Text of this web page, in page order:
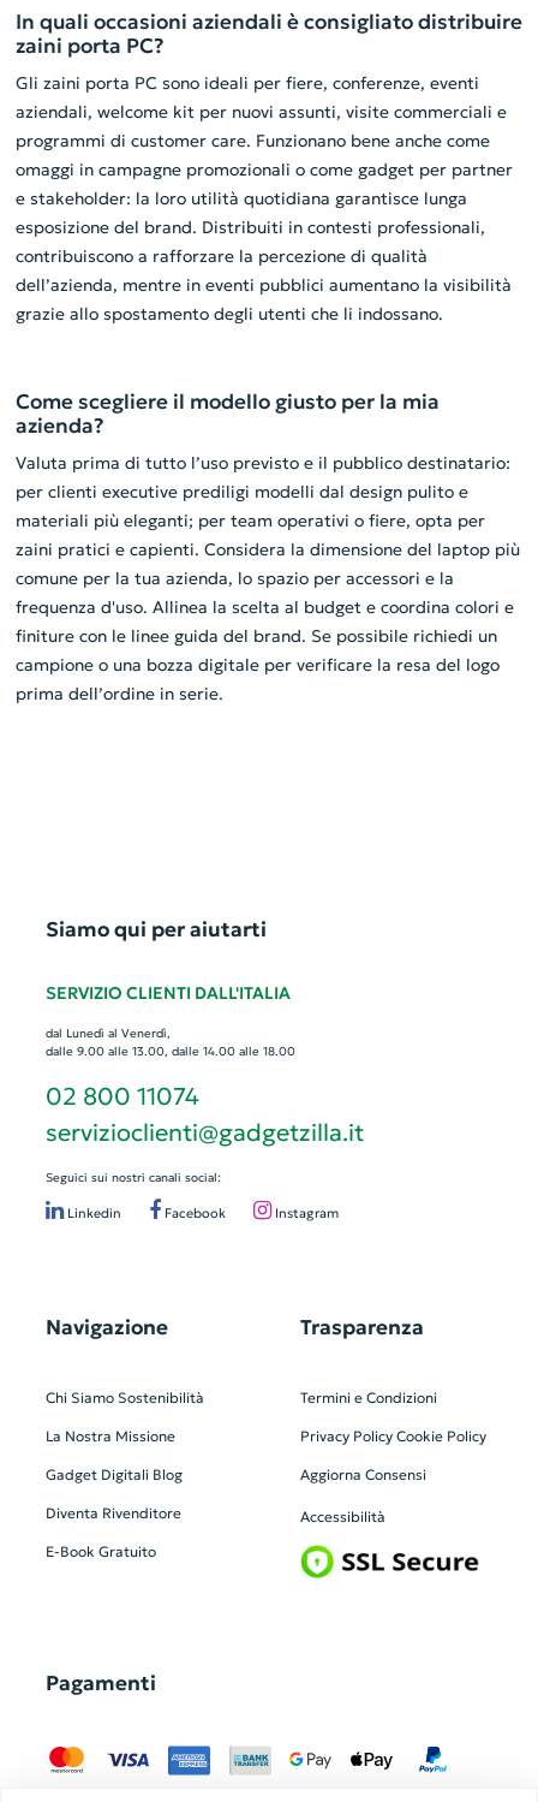
In quali occasioni aziendali è consigliato distribuire
zaini porta PC?
Gli zaini porta PC sono ideali per fiere, conferenze, eventi
aziendali, welcome kit per nuovi assunti, visite commerciali e
programmi di customer care. Funzionano bene anche come
omaggi in campagne promozionali o come gadget per partner
e stakeholder: la loro utilità quotidiana garantisce lunga
esposizione del brand. Distribuiti in contesti professionali,
contribuiscono a rafforzare la percezione di qualità
dell’azienda, mentre in eventi pubblici aumentano la visibilità
grazie allo spostamento degli utenti che li indossano.
Come scegliere il modello giusto per la mia
azienda?
Valuta prima di tutto l’uso previsto e il pubblico destinatario:
per clienti executive prediligi modelli dal design pulito e
materiali più eleganti; per team operativi o fiere, opta per
zaini pratici e capienti. Considera la dimensione del laptop più
comune per la tua azienda, lo spazio per accessori e la
frequenza d'uso. Allinea la scelta al budget e coordina colori e
finiture con le linee guida del brand. Se possibile richiedi un
campione o una bozza digitale per verificare la resa del logo
prima dell’ordine in serie.
Siamo qui per aiutarti
SERVIZIO CLIENTI DALL'ITALIA
dal Lunedì al Venerdì,
dalle 9.00 alle 13.00, dalle 14.00 alle 18.00
02 800 11074
servizioclienti@gadgetzilla.it
Seguici sui nostri canali social:
Linkedin Facebook Instagram
Navigazione
Chi Siamo Sostenibilità
La Nostra Missione
Gadget Digitali Blog
Diventa Rivenditore
E-Book Gratuito
Trasparenza
Termini e Condizioni
Privacy Policy Cookie Policy
Aggiorna Consensi
Accessibilità
Pagamenti